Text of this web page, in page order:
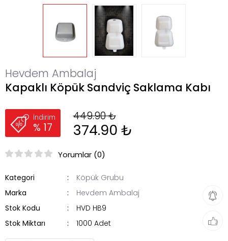
Hevdem Ambalaj
Kapaklı Köpük Sandviç Saklama Kabı
İndirim
% 17
449.90 ₺
374.90 ₺
Yorumlar (0)
Kategori
Köpük Grubu
Marka
Hevdem Ambalaj
Stok Kodu
HVD HB9
Stok Miktarı
1000 Adet